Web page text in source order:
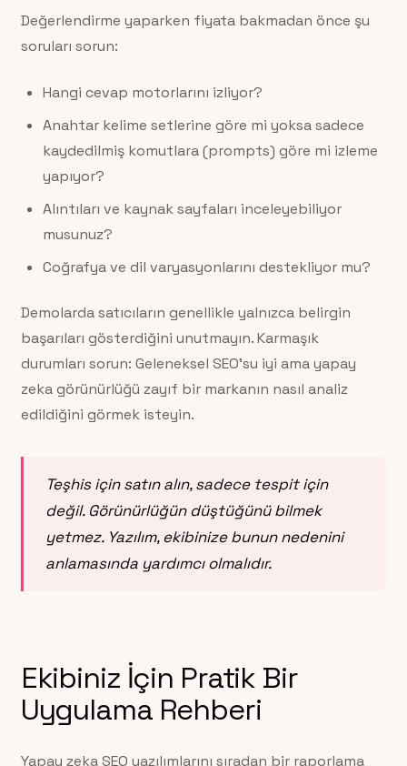
Değerlendirme yaparken fiyata bakmadan önce şu
soruları sorun:
Hangi cevap motorlarını izliyor?
Anahtar kelime setlerine göre mi yoksa sadece
kaydedilmiş komutlara (prompts) göre mi izleme
yapıyor?
Alıntıları ve kaynak sayfaları inceleyebiliyor
musunuz?
Coğrafya ve dil varyasyonlarını destekliyor mu?
Demolarda satıcıların genellikle yalnızca belirgin
başarıları gösterdiğini unutmayın. Karmaşık
durumları sorun: Geleneksel SEO’su iyi ama yapay
zeka görünürlüğü zayıf bir markanın nasıl analiz
edildiğini görmek isteyin.
Teşhis için satın alın, sadece tespit için
değil. Görünürlüğün düştüğünü bilmek
yetmez. Yazılım, ekibinize bunun nedenini
anlamasında yardımcı olmalıdır.
Ekibiniz İçin Pratik Bir
Uygulama Rehberi
Yapay zeka SEO yazılımlarını sıradan bir raporlama